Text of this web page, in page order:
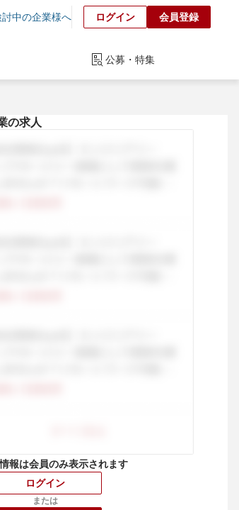
中の企業様へ ログイン 会員登録
公募・特集
の求人
報は会員のみ表示されます
ログイン
または